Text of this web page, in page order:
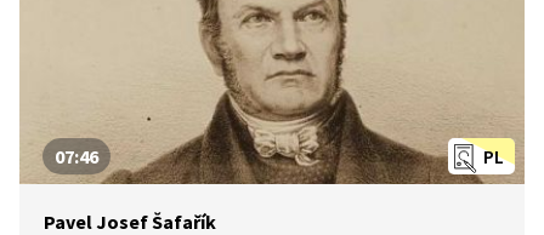
PL
07:46
Pavel Josef Šafařík